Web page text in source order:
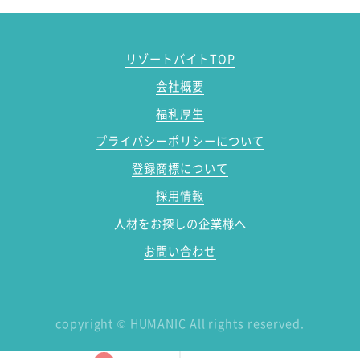
リゾートバイトTOP
会社概要
福利厚生
プライバシーポリシーについて
登録商標について
採用情報
人材をお探しの企業様へ
お問い合わせ
copyright © HUMANIC All rights reserved.